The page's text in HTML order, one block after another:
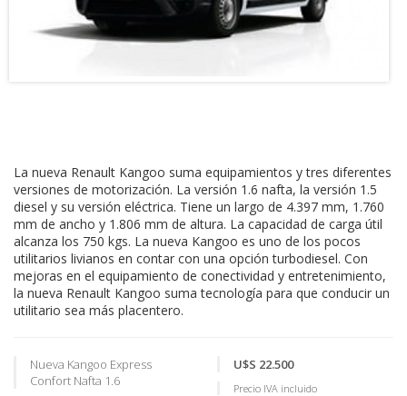
La nueva Renault Kangoo suma equipamientos y tres diferentes
versiones de motorización. La versión 1.6 nafta, la versión 1.5
diesel y su versión eléctrica. Tiene un largo de 4.397 mm, 1.760
mm de ancho y 1.806 mm de altura. La capacidad de carga útil
alcanza los 750 kgs. La nueva Kangoo es uno de los pocos
utilitarios livianos en contar con una opción turbodiesel. Con
mejoras en el equipamiento de conectividad y entretenimiento,
la nueva Renault Kangoo suma tecnología para que conducir un
utilitario sea más placentero.
Nueva Kangoo Express
Confort Nafta 1.6
U$S 22.500
Precio IVA incluido